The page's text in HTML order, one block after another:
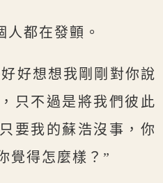
人都在發顫。
好想想我剛剛對你說
只不過是將我們彼此
要我的蘇浩沒事，你
覺得怎麼樣？”